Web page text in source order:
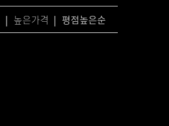
| 높은가격 | 평점높은순